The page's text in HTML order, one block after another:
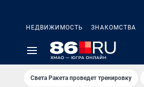
НЕДВИЖИМОСТЬ ЗНАКОМСТВА
Света Ракета проведет тренировку